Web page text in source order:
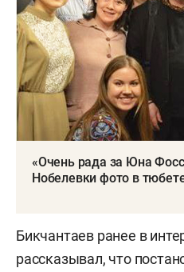
«Очень рада за Юна
Нобелевки фото в
Бикчантаев ранее в
рассказывал, что